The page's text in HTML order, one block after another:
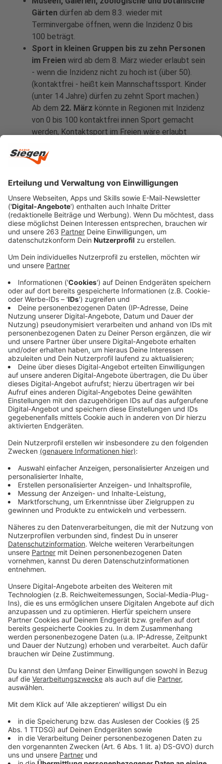
Gärten dürfen ab dem 8.3. wieder mit
Terminvergabe öffnen, wenn die Inzidenz 0 bis
100 beträgt.
Sport in kleinen Gruppen bis zu zehn Personen
im Freien wird ab dem 8. März wieder erlaubt sein
- wenn die Inzidenz nicht zu hoch ist (über 50).
(kontaktfrei - heißt kein Mannschaftssport. Kinder
(unter 14 Jahre) dürfen zu zehnt Sport machen.)
Ab dem 22. März könnte in Regionen mit Inzidenz
von 0 bis 100 kontaktfrei innen Sport gemacht
werden, Kontaktsport im Freien wäre erlaubt
Kinos
öffnen.
Anzeige
Anzeige
Neue Regeln beim Impfen
Ab Anfang April können Bürger in Arztpraxen geimpft
werden, damit erhöht sich wohl das Impftempo. Die
Bundesländer sollen außerdem selbst über die
Impfreihenfolge entscheiden können. Manche Berufs-
oder Risikogruppen könnten dadurch schneller geimpft
werden.
Anzeige
Ein kostenloser Schnelltest pro Woche für
jeden Bürger
Anzeige
Außerdem steht fest, dass alle Bürger, die noch keine
Symptome zeigen, mindestens einen kostenlosen
Schnelltest pro Woche inklusive einer Bescheinigung
über das Testergebnis bekommen sollen. Allerdings
wird sich dieses Vorhaben verzögern. Startzeitpunkt
soll wohl Ende März sein.
Anzeige
Einführung einer nationalen Teststrategie
Anzeige
Bund und Länder verfolgen das Ziel einer
umgesetzt werden soll.Unternehmensollen
Beschäftigte in Präsenz pro Woche einen Corona-Test
ermöglichen. In Schulen und Kitas
soll pro
Präsenzwoche mindestens ein kostenlosen
Schnelltest bei Personal und Schüler*innen
beziehungsweise Kindern anstehen. Allen
asymptomatischen Bürger*innen wird ein kostenloser
Test zur Verfügung gestellt. Alle Kosten übernimmt